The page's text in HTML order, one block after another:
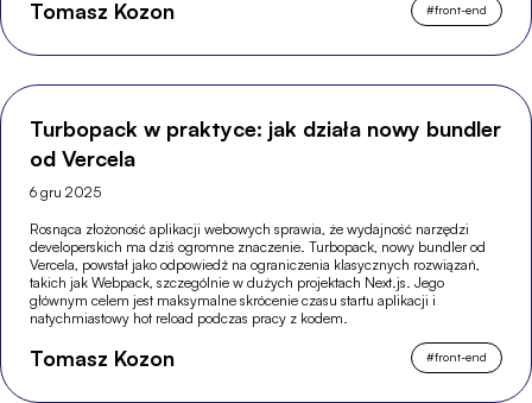
Tomasz Kozon #front-end
Turbopack w praktyce: jak działa nowy bundler
od Vercela
6 gru 2025
Rosnąca złożoność aplikacji webowych sprawia, że wydajność narzędzi
developerskich ma dziś ogromne znaczenie. Turbopack, nowy bundler od
Vercela, powstał jako odpowiedź na ograniczenia klasycznych rozwiązań,
takich jak Webpack, szczególnie w dużych projektach Next.js. Jego
głównym celem jest maksymalne skrócenie czasu startu aplikacji i
natychmiastowy hot reload podczas pracy z kodem.
Tomasz Kozon #front-end